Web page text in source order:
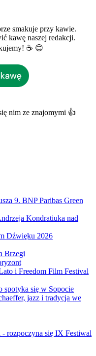
smakuje przy kawie.
kawę naszej redakcji.
☕ 😊
nim ze znajomymi 👍
9. BNP Paribas Green
Kondratiuka nad
Dźwięku 2026
Brzegi
i Freedom Film Festival
spotyka się w Sopocie
jazz i tradycja we
rozpoczyna się IX Festiwal